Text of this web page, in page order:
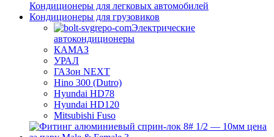
Кондиционеры для легковых автомобилей
Кондиционеры для грузовиков
Электрические
автокондиционеры
КАМАЗ
УРАЛ
ГАЗон NEXT
Hino 300 (Dutro)
Hyundai HD78
Hyundai HD120
Mitsubishi Fuso